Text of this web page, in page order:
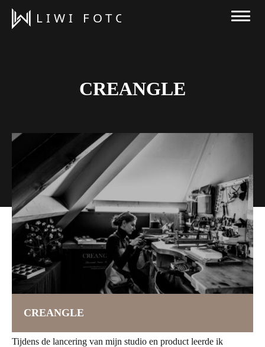
CREANGLE
Tijdens de lancering van mijn studio en product leerde ik
CREANGLE